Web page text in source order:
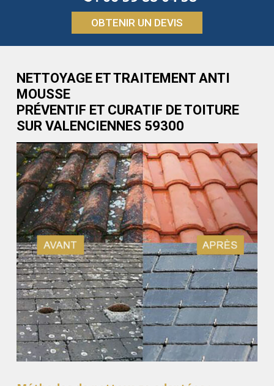
OBTENIR UN DEVIS
NETTOYAGE ET TRAITEMENT ANTI
MOUSSE
PRÉVENTIF ET CURATIF DE TOITURE
SUR VALENCIENNES 59300